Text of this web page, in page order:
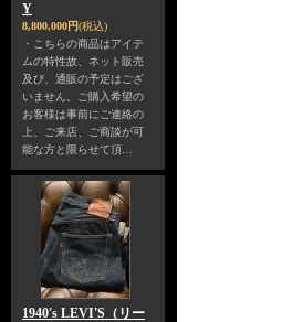
Y
8,800,000円(税込)
・こちらの商品はアイテ
ムの特性故、ネット販売
及び、通販の予定はござ
いません。ご購入希望の
お客様は事前にご連絡の
上、ご来店、ご商談が可
能な方と限らせて頂…
1940's LEVI'S（リー